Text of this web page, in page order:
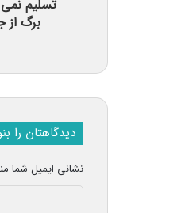
تسلیم
برگ
دیدگاهتان را
نشانی ایمیل شما